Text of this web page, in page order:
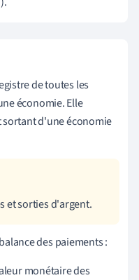
de toutes les
économie. Elle
d'une économie
et sorties d'argent.
des paiements :
monétaire des